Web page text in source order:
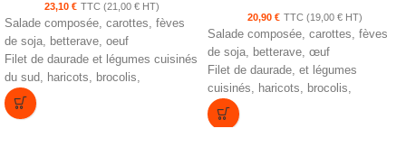
23,10 € TTC (21,00 €HT)
Salade composée, carottes, fèves
de soja, betterave, oeuf
Filet de daurade et légumes cuisinés
du sud, haricots, brocolis,
champignons
Fromage du jour
20,90 € TTC (19,00 €HT)
Salade composée, carottes, fèves
de soja, betterave, œuf
Filet de daurade, et légumes
cuisinés, haricots, brocolis,
champignons
Salade de fruits